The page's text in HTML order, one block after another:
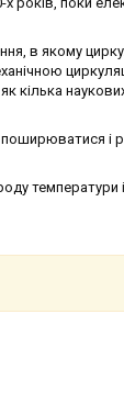
в якому
кілька
і